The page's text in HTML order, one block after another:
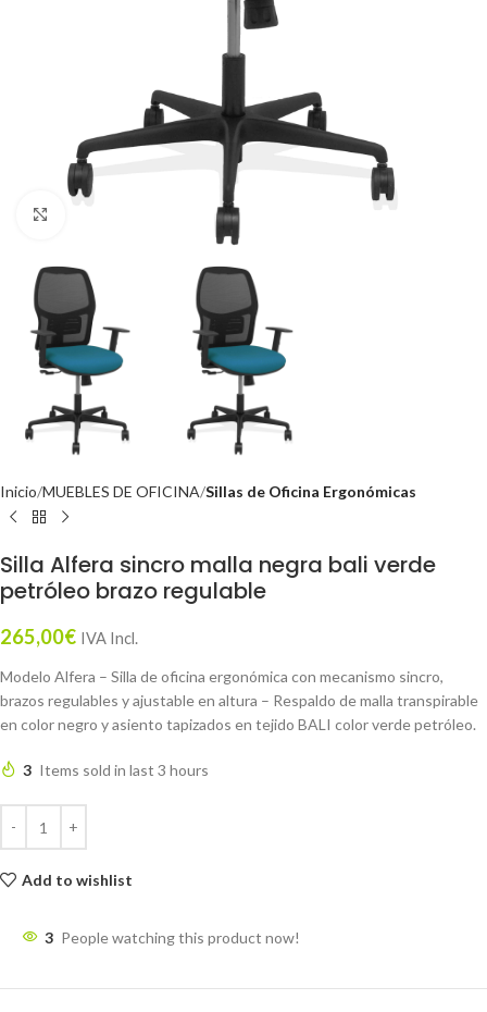
Inicio MUEBLES DE OFICINA Sillas de Oficina Ergonómicas
Silla Alfera sincro malla negra bali verde
petróleo brazo regulable
265,00€ IVA Incl.
Modelo Alfera – Silla de oficina ergonómica con mecanismo sincro,
brazos regulables y ajustable en altura – Respaldo de malla transpirable
en color negro y asiento tapizados en tejido BALI color verde petróleo.
3 Items sold in last 3 hours
Add to wishlist
3 People watching this product now!